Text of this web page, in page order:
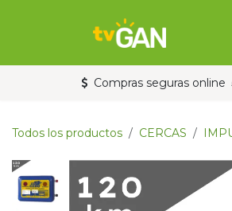
Compras seguras online
Todos los productos CERCAS